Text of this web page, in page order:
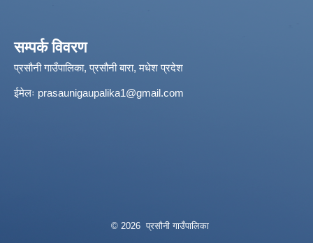
सम्पर्क विवरण
प्रसौनी गाउँपालिका, प्रसौनी बारा, मधेश प्रदेश
ईमेलः prasaunigaupalika1@gmail.com
© 2026 प्रसौनी गाउँपालिका